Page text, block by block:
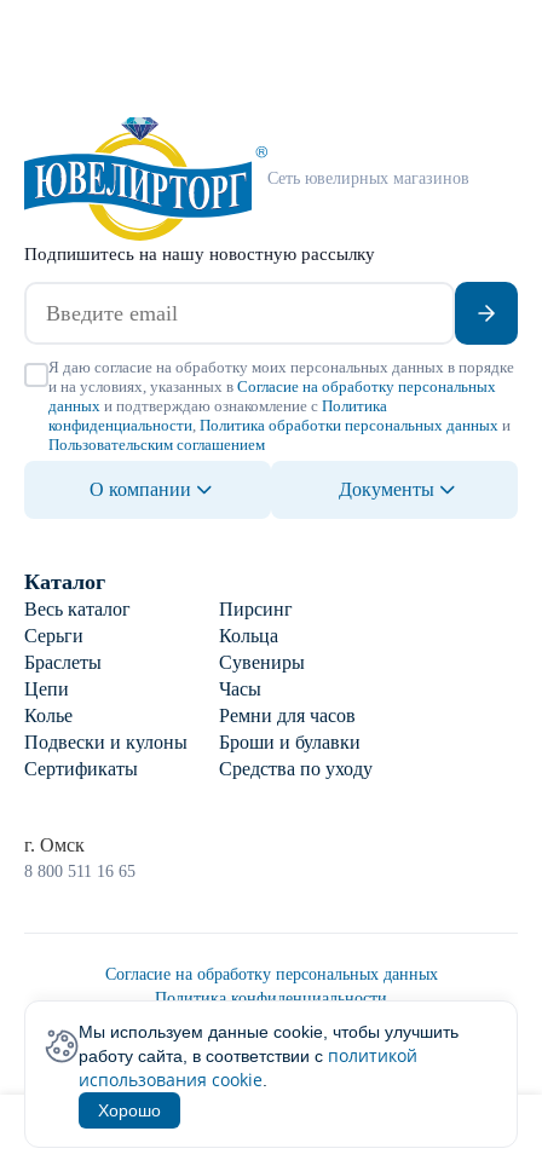
1
Сеть ювелирных магазинов
Подпишитесь на нашу новостную рассылку
Я даю согласие на обработку моих персональных данных в порядке
и на условиях, указанных в Согласие на обработку персональных
данных и подтверждаю ознакомление с Политика
конфиденциальности Политика обработки персональных данных и
Пользовательским соглашением
О компании Документы
Каталог
Весь каталог
Пирсинг
Серьги
Кольца
Браслеты
Сувениры
Цепи
Часы
Колье
Ремни для часов
Подвески и кулоны
Броши и булавки
Сертификаты
Средства по уходу
г. Омск
8 800 511 16 65
Согласие на обработку персональных данных
Политика конфиденциальности
Политика обработки персональных данных
Пользовательским соглашением
2026 © Ювелирторг
Мы используем данные cookie, чтобы улучшить
работу сайта, в соответствии с политикой
использования cookie
Хорошо